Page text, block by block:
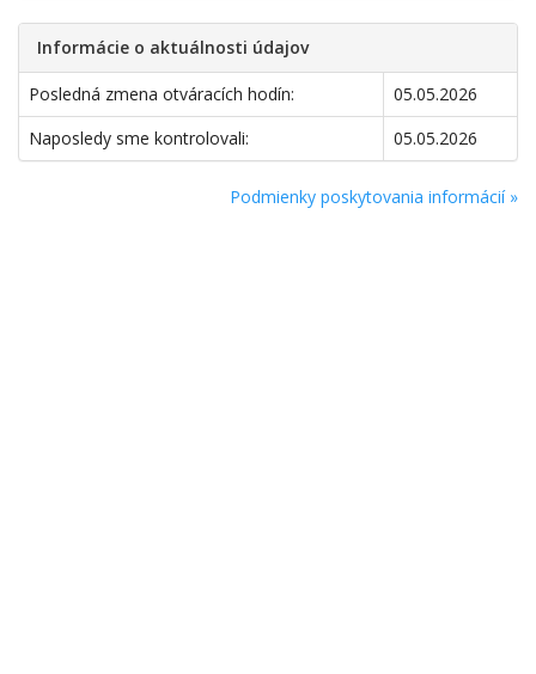
Informácie o aktuálnosti údajov
Posledná zmena otváracích hodín:
05.05.2026
Naposledy sme kontrolovali:
05.05.2026
Podmienky poskytovania informácií »